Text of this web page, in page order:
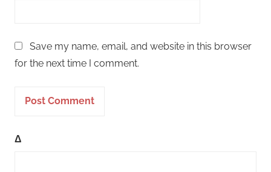
Save my name, email, and website in this browser
for the next time I comment.
Δ